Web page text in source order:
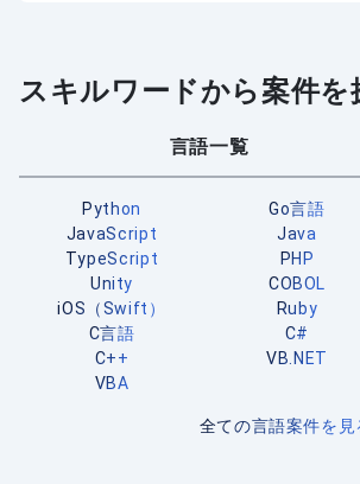
スキルワードから案件を
言語一覧
Python
Go言語
JavaScript
Java
TypeScript
PHP
Unity
COBOL
iOS（Swift）
Ruby
C言語
C#
C++
VB.NET
VBA
全ての言語案件を見